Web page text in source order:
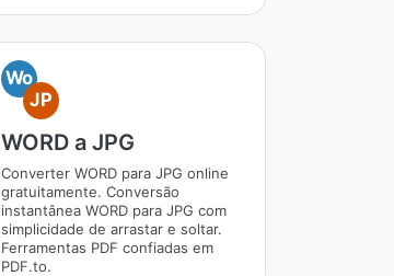
Wo
JP
WORD a JPG
Converter WORD para JPG online
gratuitamente. Conversão
instantânea WORD para JPG com
simplicidade de arrastar e soltar.
Ferramentas PDF confiadas em
PDF.to.